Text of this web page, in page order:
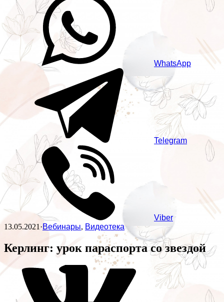
WhatsApp
Telegram
Viber
13.05.2021·Вебинары, Видеотека
Керлинг: урок параспорта со звездой